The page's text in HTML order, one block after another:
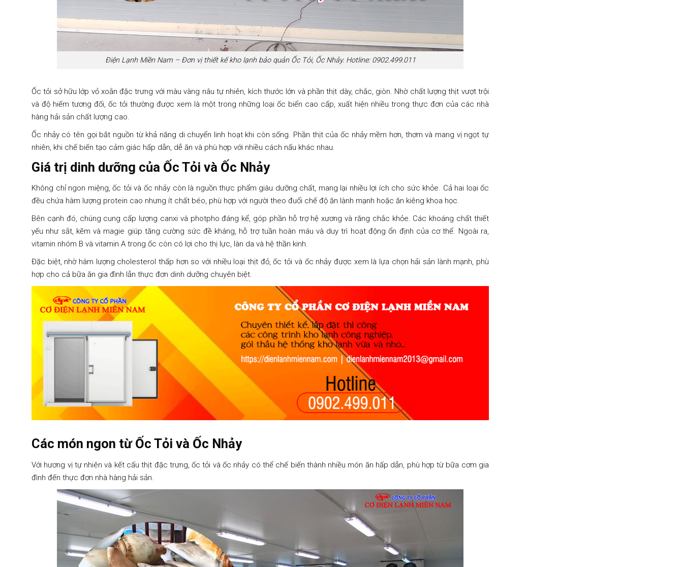
Điện Lạnh Miền Nam – Đơn vị thiết kế kho lạnh bảo quản Ốc Tỏi, Ốc Nhảy. Hotline: 0902.499.011
Ốc tỏi sở hữu lớp vỏ xoắn đặc trưng với màu vàng nâu tự nhiên, kích thước lớn và phần thịt dày, chắc, giòn. Nhờ chất lượng thịt vượt trội
và độ hiếm tương đối, ốc tỏi thường được xem là một trong những loại ốc biển cao cấp, xuất hiện nhiều trong thực đơn của các nhà
hàng hải sản chất lượng cao.
Ốc nhảy có tên gọi bắt nguồn từ khả năng di chuyển linh hoạt khi còn sống. Phần thịt của ốc nhảy mềm hơn, thơm và mang vị ngọt tự
nhiên, khi chế biến tạo cảm giác hấp dẫn, dễ ăn và phù hợp với nhiều cách nấu khác nhau.
Giá trị dinh dưỡng của Ốc Tỏi và Ốc Nhảy
Không chỉ ngon miệng, ốc tỏi và ốc nhảy còn là nguồn thực phẩm giàu dưỡng chất, mang lại nhiều lợi ích cho sức khỏe. Cả hai loại ốc
đều chứa hàm lượng protein cao nhưng ít chất béo, phù hợp với người theo đuổi chế độ ăn lành mạnh hoặc ăn kiêng khoa học.
Bên cạnh đó, chúng cung cấp lượng canxi và photpho đáng kể, góp phần hỗ trợ hệ xương và răng chắc khỏe. Các khoáng chất thiết
yếu như sắt, kẽm và magie giúp tăng cường sức đề kháng, hỗ trợ tuần hoàn máu và duy trì hoạt động ổn định của cơ thể. Ngoài ra,
vitamin nhóm B và vitamin A trong ốc còn có lợi cho thị lực, làn da và hệ thần kinh.
Đặc biệt, nhờ hàm lượng cholesterol thấp hơn so với nhiều loại thịt đỏ, ốc tỏi và ốc nhảy được xem là lựa chọn hải sản lành mạnh, phù
hợp cho cả bữa ăn gia đình lẫn thực đơn dinh dưỡng chuyên biệt.
Các món ngon từ Ốc Tỏi và Ốc Nhảy
Với hương vị tự nhiên và kết cấu thịt đặc trưng, ốc tỏi và ốc nhảy có thể chế biến thành nhiều món ăn hấp dẫn, phù hợp từ bữa cơm gia
đình đến thực đơn nhà hàng hải sản.